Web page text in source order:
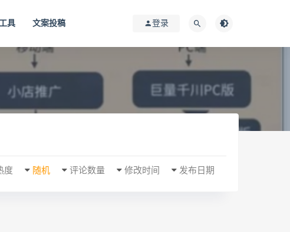
具 文案投稿 登录
发布日期
修改时间
评论数量
随机
度